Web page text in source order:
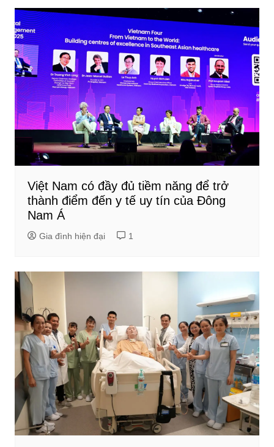
Việt Nam có đầy đủ tiềm năng để trở
thành điểm đến y tế uy tín của Đông
Nam Á
Gia đình hiện đại 1